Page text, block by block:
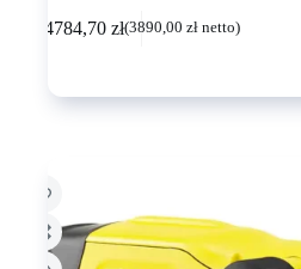
4784,70 zł(3890,00 złnetto)